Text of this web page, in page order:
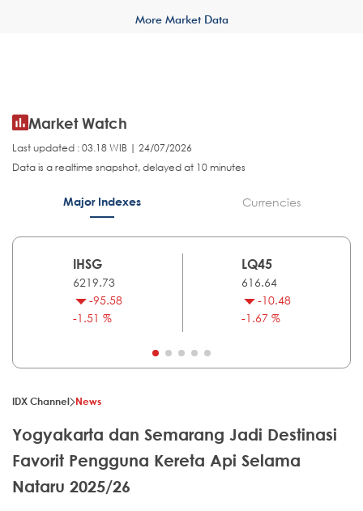
More Market Data
Market Watch
Last updated : 03.18 WIB | 24/07/2026
Data is a realtime snapshot, delayed at 10 minutes
Major Indexes Currencies
IHSG
6219.73
-95.58
-1.51 %
LQ45
616.64
-10.48
-1.67 %
IDX Channel News
Yogyakarta dan Semarang Jadi Destinasi
Favorit Pengguna Kereta Api Selama
Nataru 2025/26